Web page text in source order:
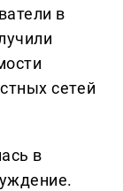
в
сетей
в